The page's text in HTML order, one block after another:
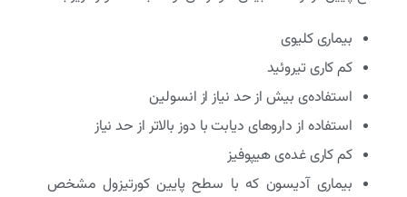
بیماری کلیوی
کم کاری تیروئید
استفاده‌ی بیش از حد نیاز از انسولین
استفاده از داروهای دیابت با دوز بالاتر از حد نیاز
کم کاری غده‌ی هیپوفیز
بیماری آدیسون که با سطح پایین کورتیزول مشخص